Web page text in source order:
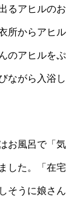
るアヒルのお
所からアヒル
のアヒルをぷ
ながら入浴し
お風呂で「気
した。「在宅
そうに娘さん